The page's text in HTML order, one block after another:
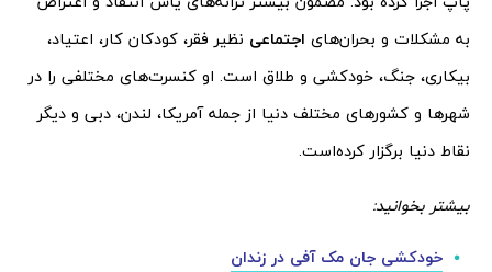
به مشکلات و بحران‌های اجتماعی نظیر فقر، کودکان کار، اعتیاد،
بیکاری، جنگ، خودکشی و طلاق است. او کنسرت‌های مختلفی را در
شهر‌ها و کشور‌های مختلف دنیا از جمله آمریکا، لندن، دبی و دیگر
نقاط دنیا برگزار کرده‌است.
بیشتر بخوانید:
خودکشی جان مک آفی در زندان